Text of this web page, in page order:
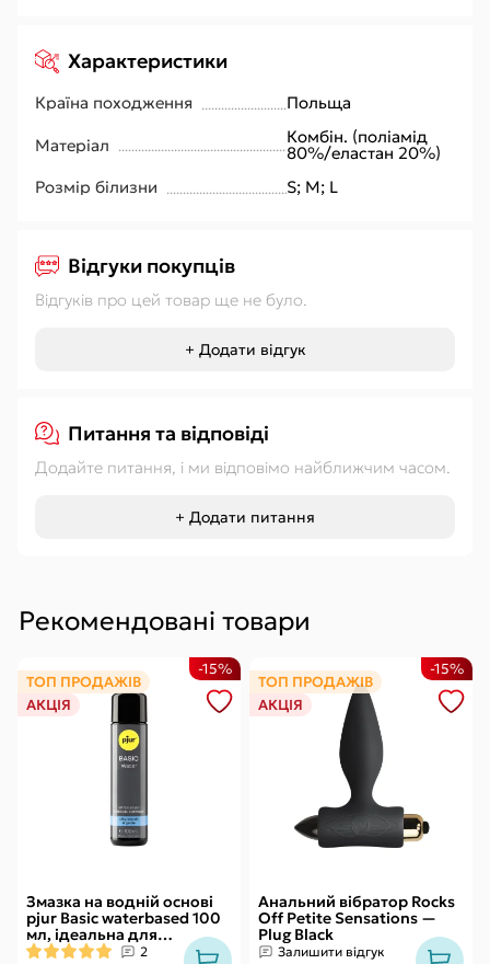
Характеристики
Країна походження Польща
Матеріал Комбін. (поліамід
80%/еластан 20%)
Розмір білизни
S; M; L
Відгуки покупців
Відгуків про цей товар ще не було.
+ Додати відгук
Питання та відповіді
Додайте питання, і ми відповімо найближчим часом.
+ Додати питання
Рекомендовані товари
ТОП ПРОДАЖІВ
АКЦІЯ
Змазка на водній основі
pjur Basic waterbased 100
мл, ідеальна для
новачків, найкраща ціна/
2
-15%
ТОП ПРОДАЖІВ
АКЦІЯ
Анальний вібратор Rocks
Off Petite Sensations —
Plug Black
Залишити відгук
-15%